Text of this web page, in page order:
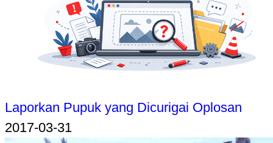
Laporkan Pupuk yang Dicurigai Oplosan
2017-03-31